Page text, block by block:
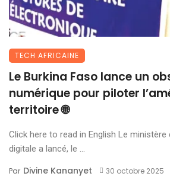
TECH AFRICAINE
Le Burkina Faso lance un
numérique pour piloter
territoire 🌐
Click here to read in English Le ministère
digitale a lancé, le ...
Par Divine Kananyet 30 octobre 2025